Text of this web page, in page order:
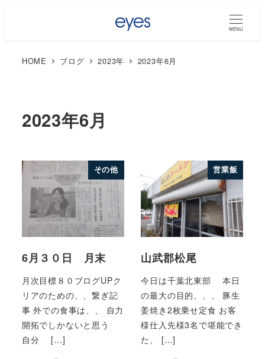
MENU
HOME ブログ 2023年 2023年6月
2023年6月
その他
6月３０日 月末
月次目標８０ブログUPク
リアのための、、繋ぎ記
事 外での食事は、、 自力
開拓でしかないと思う
自分 […]
営業飯
山武郡松尾
今日は千葉北東部 本日
の最大の目的、、、 豚生
姜焼き2枚乗せ定食 お客
様仕入先様3名で堪能でき
た、 […]